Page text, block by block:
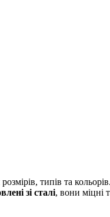
типів та
зі сталі, вони міцні